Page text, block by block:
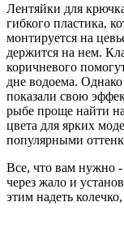
Лентяйки для
гибкого пластика,
монтируется на
держится на нем.
коричневого
дне водоема.
показали свою
рыбе проще найти
цвета для ярких
популярными
Все, что вам нужно -
через жало и
этим надеть